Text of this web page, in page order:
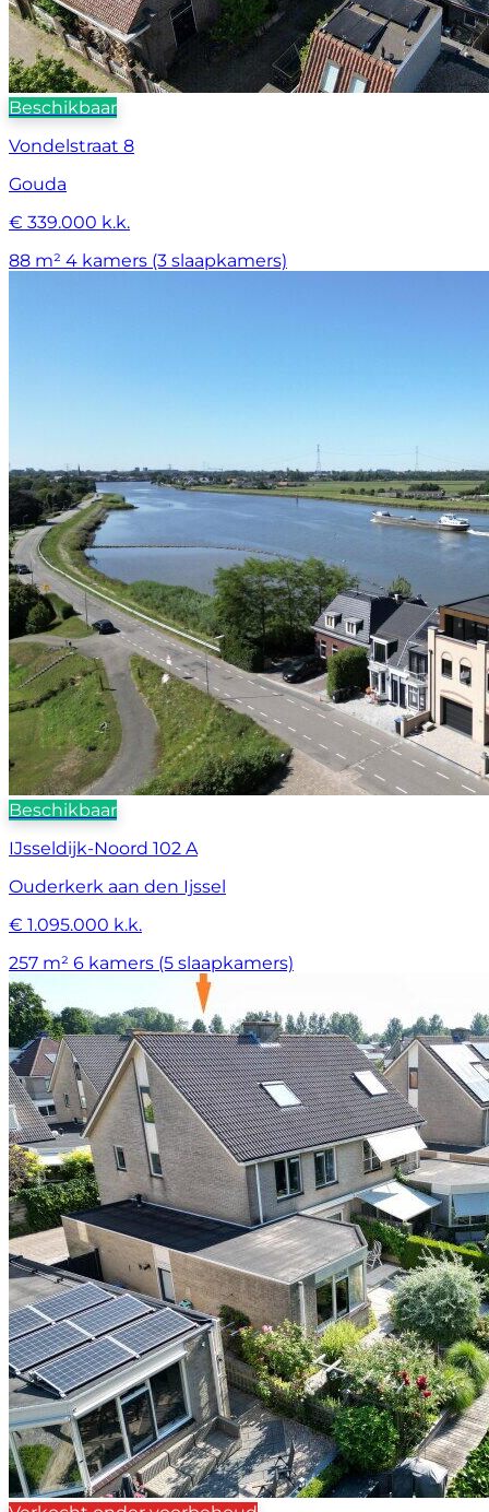
Beschikbaar
Vondelstraat 8
Gouda
€ 339.000 k.k.
88 m² 4 kamers (3 slaapkamers)
Beschikbaar
IJsseldijk-Noord 102 A
Ouderkerk aan den Ijssel
€ 1.095.000 k.k.
257 m² 6 kamers (5 slaapkamers)